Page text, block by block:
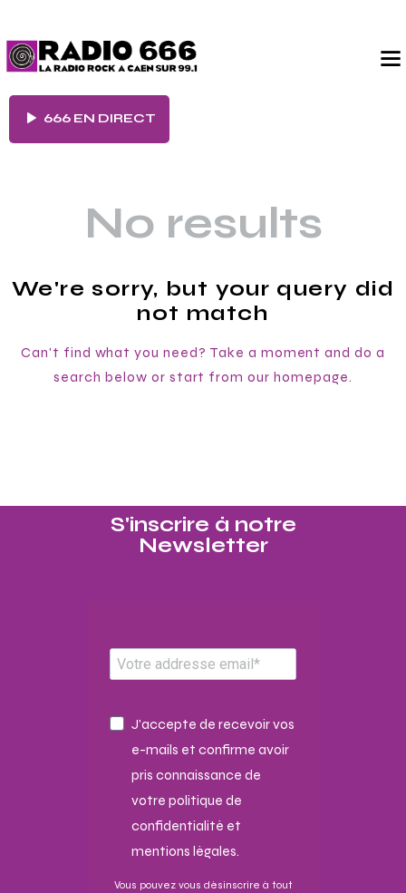
666 EN DIRECT
No results
We're sorry, but your query did
not match
Can't find what you need? Take a moment and do a
search below or start fromour homepage.
S'inscrire à notre
Newsletter​
J'accepte de recevoir vos
e-mails et confirme avoir
pris connaissance de
votre politique de
confidentialité et
mentions légales.
Vous pouvez vous désinscrire à tout